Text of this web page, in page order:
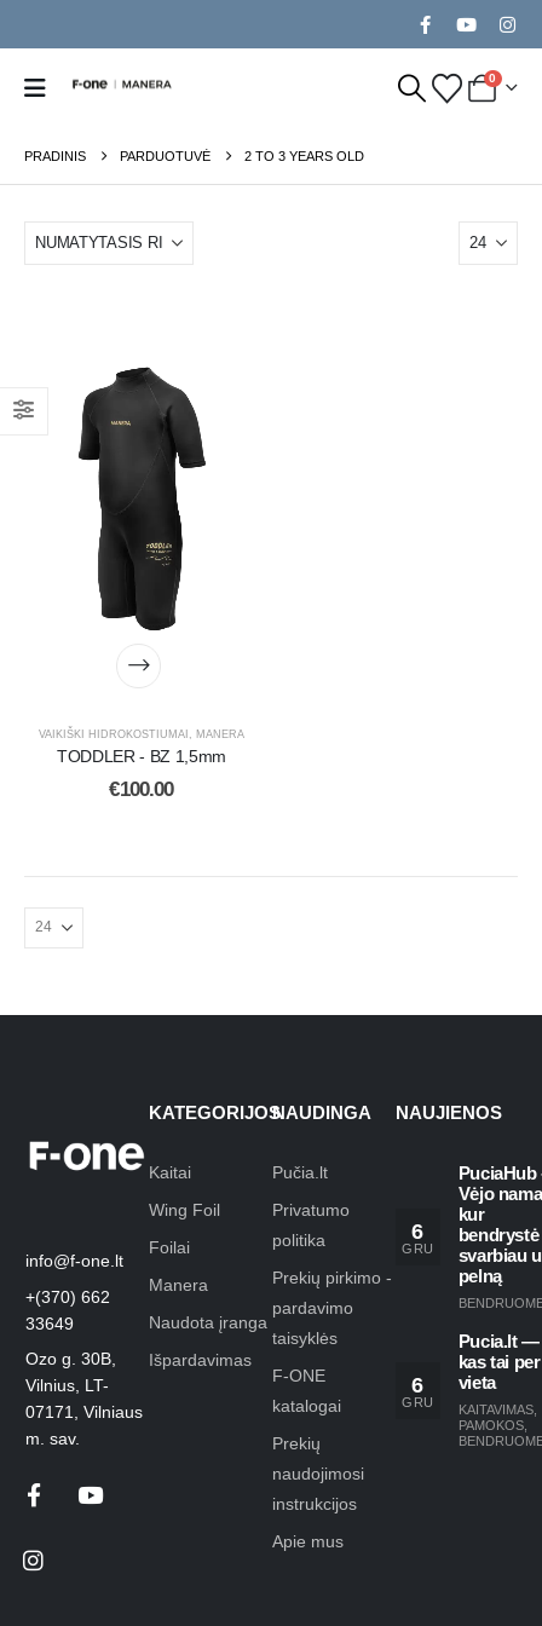
0
PRADINIS PARDUOTUVĖ 2 TO 3 YEARS OLD
VAIKIŠKI HIDROKOSTIUMAI MANERA
TODDLER - BZ 1,5mm
€100.00
info@f-one.lt
+(370) 662
33649
Ozo g. 30B,
Vilnius, LT-
07171, Vilniaus
m. sav.
KATEGORIJOS
Kaitai
Wing Foil
Foilai
Manera
Naudota įranga
Išpardavimas
NAUDINGA
Pučia.lt
Privatumo
politika
Prekių pirkimo -
pardavimo
taisyklės
F-ONE
katalogai
Prekių
naudojimosi
instrukcijos
Apie mus
NAUJIENOS
6
GRU
PuciaHub
Vėjo
kur
bendrystė
svarbiau
pelną
6
GRU
Pucia.lt —
kas tai per
vieta
KAITAVIMAS
PAMOKOS